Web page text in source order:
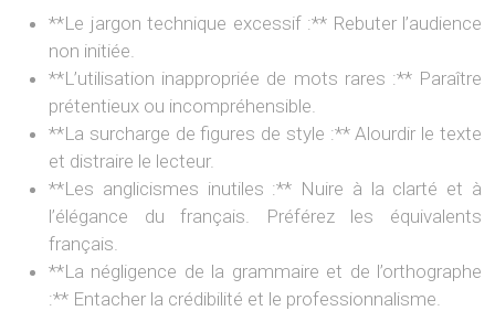
**Le jargon technique excessif :** Rebuter l’audience
non initiée.
**L’utilisation inappropriée de mots rares :** Paraître
prétentieux ou incompréhensible.
**La surcharge de figures de style :** Alourdir le texte
et distraire le lecteur.
**Les anglicismes inutiles :** Nuire à la clarté et à
l’élégance du français. Préférez les équivalents
français.
**La négligence de la grammaire et de l’orthographe
:** Entacher la crédibilité et le professionnalisme.